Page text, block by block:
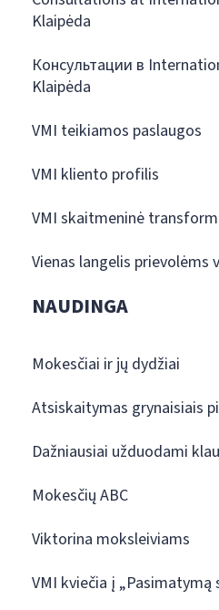
Klaipėda
Консультации в
Klaipėda
VMI teikiamos paslaugos
VMI kliento profilis
VMI skaitmeninė
Vienas langelis prievolėms
NAUDINGA
Mokesčiai ir jų dydžiai
Atsiskaitymas grynaisiais
Dažniausiai užduodami
Mokesčių ABC
Viktorina moksleiviams
VMI kviečia į „Pasimatymą